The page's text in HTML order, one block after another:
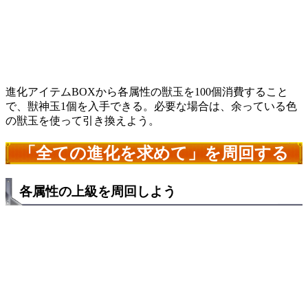
進化アイテムBOXから各属性の獣玉を100個消費すること
で、獣神玉1個を入手できる。必要な場合は、余っている色
の獣玉を使って引き換えよう。
「全ての進化を求めて」を周回する
各属性の上級を周回しよう